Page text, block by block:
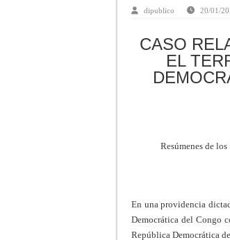
dipublico 20/01/
CASO
EL
Resúmenes de
En una providencia
Democrática del Congo
República Democrática